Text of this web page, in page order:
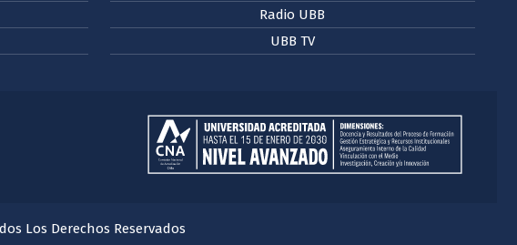
Radio UBB
UBB TV
Los Derechos Reservados